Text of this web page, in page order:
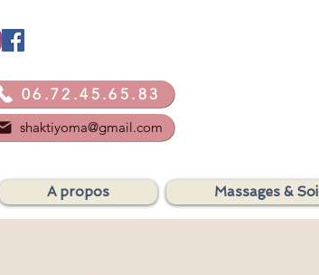
06.72.45.65.83
shaktiyoma@gmail.com
A propos Massages &